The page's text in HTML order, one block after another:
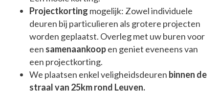
Projectkorting mogelijk: Zowel individuele
deuren bij particulieren als grotere projecten
worden geplaatst. Overleg met uw buren voor
een samenaankoopen geniet eveneens van
een projectkorting.
We plaatsen enkel veligheidsdeuren binnen de
straal van 25km rond Leuven.